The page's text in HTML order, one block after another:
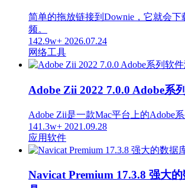
简单的拖放链接到Downie，它就会下
频。
142.9w+ 2026.07.24
网络工具
Adobe Zii 2022 7.0.0 Adobe系
Adobe Zii是一款Mac平台上的Adobe
141.3w+ 2021.09.28
应用软件
Navicat Premium 17.3.8 强大